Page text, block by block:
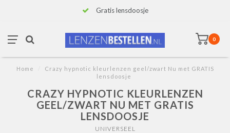
Gratis lensdoosje
0
Home
Crazy hypnotic kleurlenzen geel/zwart Nu met GRATIS
lensdoosje
CRAZY HYPNOTIC KLEURLENZEN
GEEL/ZWART NU MET GRATIS
LENSDOOSJE
UNIVERSEEL